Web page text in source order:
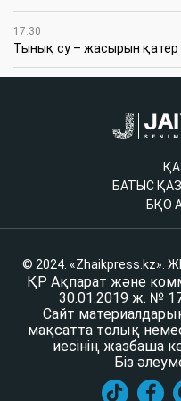
17:30
Тынық су – жасырын қатер
БАТЫС
БҚО
© 2024. «Zhaikpress.kz».
ҚР Ақпарат және
30.01.2019 ж. №
Сайт
мақсатта толық
иесінің жазбаша
Біз